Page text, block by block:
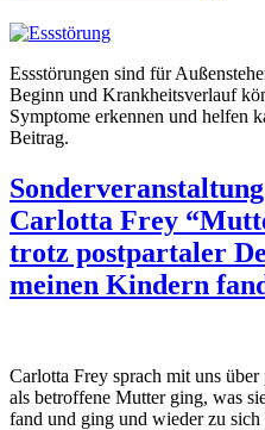
Essstörungen sind für
Beginn und Krankheitsverlauf
Symptome erkennen und helfen
Beitrag.
Carlotta Frey
trotz postpartaler
meinen Kindern
Carlotta Frey sprach mit uns
als betroffene Mutter ging, was
fand und ging und wieder zu